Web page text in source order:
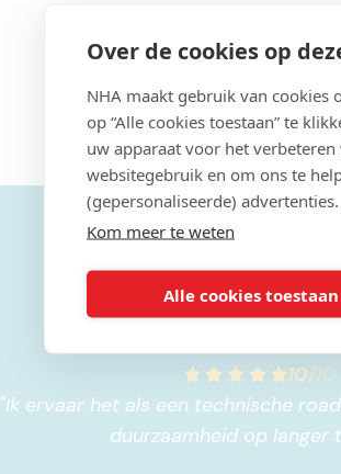
Over de cookies op
NHA maakt gebruik van cookies
op “Alle cookies toestaan” te
uw apparaat voor het
websitegebruik en om ons te
(gepersonaliseerde) advertenties.
Kom meer te weten
Alle cookies toestaan
10/10
"Ik ervaar het als een technische
duurzaamheid op langer